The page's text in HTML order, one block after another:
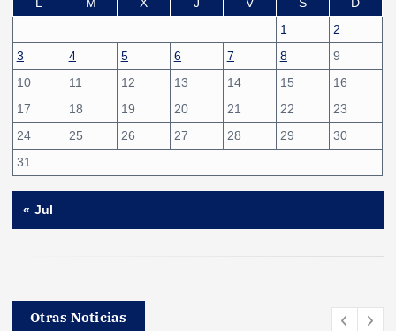
1
2
3
4 5 6 7 8
9
10
11 12 13 14 15
16
17
18 19 20 21 22
23
24
25 26 27 28 29
30
31
« Jul
Otras Noticias